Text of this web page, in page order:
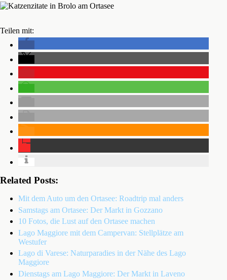
Teilen mit:
Related Posts:
Mit dem Auto um den Ortasee: Roadtrip mal anders
Samstags am Ortasee: Der Markt in Gozzano
10 Fotos, die Lust auf den Ortasee machen
Lago Maggiore mit dem Campervan: Stellplätze am
Westufer
Lago di Varese: Naturparadies in der Nähe des Lago
Maggiore
Dienstags am Lago Maggiore: Der Markt in Laveno